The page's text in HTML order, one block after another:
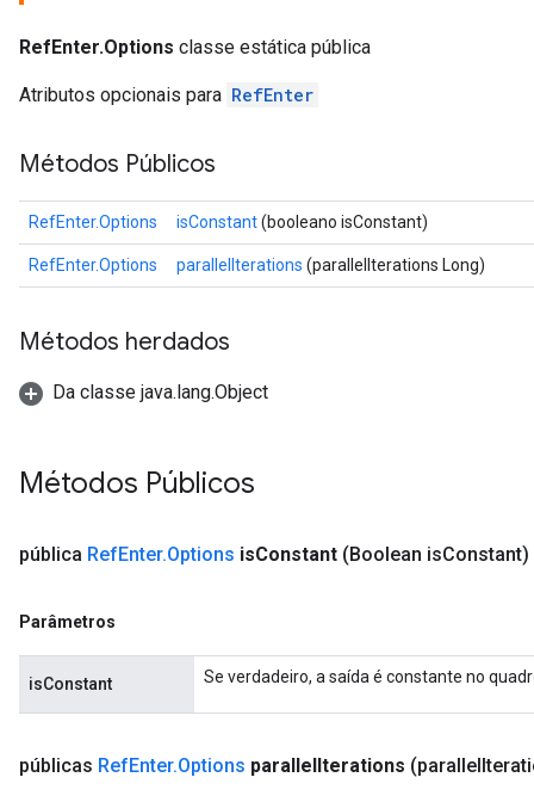
RefEnter.Options classe estática pública
Atributos opcionais para RefEnter
Métodos Públicos
RefEnter.Options isConstant(booleano isConstant)
RefEnter.Options parallelIterations (parallelIterations Long)
Métodos herdados
Da classe java.lang.Object
Métodos Públicos
pública RefEnter.Options isConstant (Boolean isConstant)
Parâmetros
isConstant Se verdadeiro, a saída é constante no
públicas RefEnter.Options parallelIterations (parallel